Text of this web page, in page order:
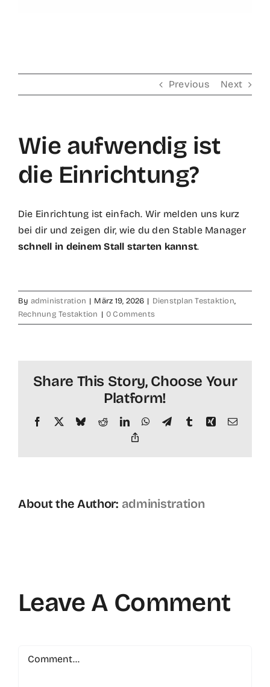
Previous Next
Wie aufwendig ist
die Einrichtung?
Die Einrichtung ist einfach. Wir melden uns kurz
bei dir und zeigen dir, wie du den Stable Manager
schnell in deinem Stall starten kannst.
By administration | März 19, 2026 | Dienstplan Testaktion,
Rechnung Testaktion | 0 Comments
Share This Story, Choose Your
Platform!
Facebook BlueskyRedditLinkedInWhatsApp
TelegramTumblrXing Email
About the Author: administration
Leave A Comment
Comment